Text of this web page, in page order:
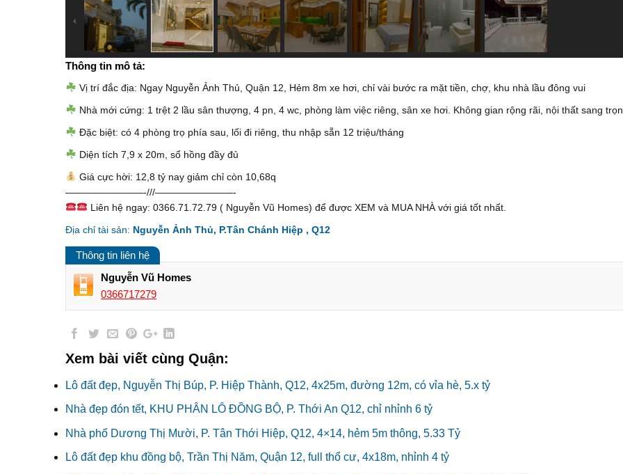
Thông tin mô tả:
Vị trí đắc địa: Ngay Nguyễn Ảnh Thủ, Quận 12, Hẻm 8m xe hơi, chỉ vài bước ra mặt tiền, chợ, khu nhà lầu đông vui
Nhà mới cứng: 1 trệt 2 lầu sân thượng, 4 pn, 4 wc, phòng làm việc riêng, sân xe hơi. Không gian rộng rãi, nội thất sang
Đặc biệt: có 4 phòng trọ phía sau, lối đi riêng, thu nhập sẵn 12 triệu/tháng
Diện tích 7,9 x 20m, sổ hồng đầy đủ
Giá cực hời: 12,8 tỷ nay giảm chỉ còn 10,68q
————————-///————————-
Liên hệ ngay: 0366.71.72.79 ( Nguyễn Vũ Homes) để được XEM và MUA NHÀ với giá tốt nhất.
Địa chỉ tài sản: Nguyễn Ảnh Thủ, P.Tân Chánh Hiệp , Q12
Thông tin liên hệ
Nguyễn Vũ Homes
0366717279
Xem bài viết cùng Quận:
Lô đất đẹp, Nguyễn Thị Búp, P. Hiệp Thành, Q12, 4x25m, đường 12m, có vỉa hè, 5.x tỷ
Nhà đẹp đón tết, KHU PHÂN LÔ ĐỒNG BỘ, P. Thới An Q12, chỉ nhỉnh 6 tỷ
Nhà phố Dương Thị Mười, P. Tân Thới Hiệp, Q12, 4×14, hẻm 5m thông, 5.33 Tỷ
Lô đất đẹp khu đồng bộ, Trần Thị Năm, Quận 12, full thổ cư, 4x18m, nhỉnh 4 tỷ